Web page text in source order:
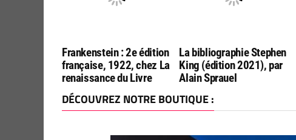
Frankenstein : 2e édition
française, 1922, chez La
renaissance du Livre
La bibliographie Stephen
King (édition 2021), par
Alain Sprauel
DÉCOUVREZ NOTRE BOUTIQUE :